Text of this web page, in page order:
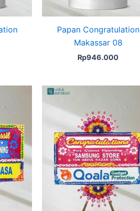
Papan Congratulation
Makassar 08
Rp946.000